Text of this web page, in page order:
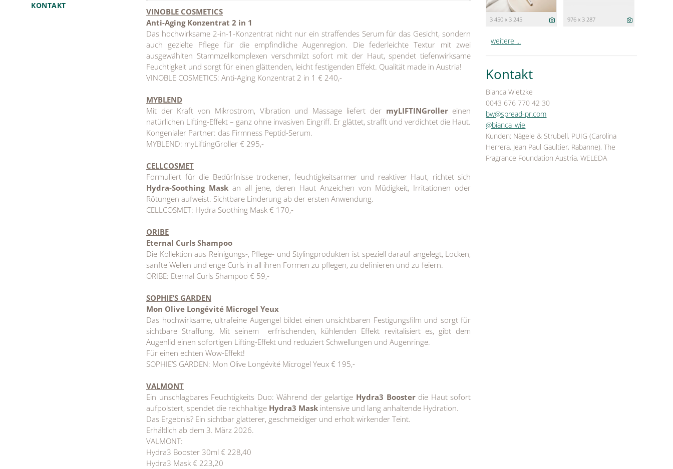
KONTAKT
VINOBLE COSMETICS
Anti-Aging Konzentrat 2 in 1
Das hochwirksame 2-in-1-Konzentrat nicht nur ein straffendes Serum für das Gesicht, sondern
auch gezielte Pflege für die empfindliche Augenregion. Die federleichte Textur mit zwei
ausgewählten Stammzellkomplexen verschmilzt sofort mit der Haut, spendet tiefenwirksame
Feuchtigkeit und sorgt für einen glättenden, leicht festigenden Effekt. Qualität made in Austria!
VINOBLE COSMETICS: Anti-Aging Konzentrat 2 in 1 € 240,-
MYBLEND
Mit der Kraft von Mikrostrom, Vibration und Massage liefert der myLIFTINGroller einen
natürlichen Lifting-Effekt – ganz ohne invasiven Eingriff. Er glättet, strafft und verdichtet die Haut.
Kongenialer Partner: das Firmness Peptid-Serum.
MYBLEND: myLiftingGroller € 295,-
CELLCOSMET
Formuliert für die Bedürfnisse trockener, feuchtigkeitsarmer und reaktiver Haut, richtet sich
Hydra-Soothing Mask an all jene, deren Haut Anzeichen von Müdigkeit, Irritationen oder
Rötungen aufweist. Sichtbare Linderung ab der ersten Anwendung.
CELLCOSMET: Hydra Soothing Mask € 170,-
ORIBE
Eternal Curls Shampoo
Die Kollektion aus Reinigungs-, Pflege- und Stylingprodukten ist speziell darauf angelegt, Locken,
sanfte Wellen und enge Curls in all ihren Formen zu pflegen, zu definieren und zu feiern.
ORIBE: Eternal Curls Shampoo € 59,-
SOPHIE’S GARDEN
Mon Olive Longévité Microgel Yeux
Das hochwirksame, ultrafeine Augengel bildet einen unsichtbaren Festigungsfilm und sorgt für
sichtbare Straffung. Mit seinem erfrischenden, kühlenden Effekt revitalisiert es, gibt dem
Augenlid einen sofortigen Lifting-Effekt und reduziert Schwellungen und Augenringe.
Für einen echten Wow-Effekt!
SOPHIE’S GARDEN: Mon Olive Longévité Microgel Yeux € 195,-
VALMONT
Ein unschlagbares Feuchtigkeits Duo: Während der gelartige Hydra3 Boosterdie Haut sofort
aufpolstert, spendet die reichhaltige Hydra3 Mask intensive und lang anhaltende Hydration.
Das Ergebnis? Ein sichtbar glatterer, geschmeidiger und erholt wirkender Teint.
Erhältlich ab dem 3. März 2026.
VALMONT:
Hydra3 Booster 30ml € 228,40
Hydra3 Mask € 223,20
3 450 x 3 245 976 x 3 287
weitere ...
Kontakt
Bianca Wietzke
0043 676 770 42 30
bw@spread-pr.com
@bianca_wie
Kunden: Nägele & Strubell, PUIG (Carolina
Herrera, Jean Paul Gaultier, Rabanne), The
Fragrance Foundation Austria, WELEDA